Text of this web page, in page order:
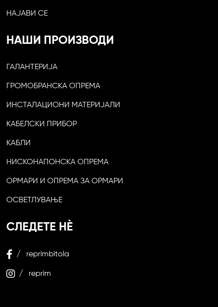
НАЈАВИ СЕ
НАШИ ПРОИЗВОДИ
ГАЛАНТЕРИЈА
ГРОМОБРАНСКА ОПРЕМА
ИНСТАЛАЦИОНИ МАТЕРИЈАЛИ
КАБЕЛСКИ ПРИБОР
КАБЛИ
НИСКОНАПОНСКА ОПРЕМА
ОРМАРИ И ОПРЕМА ЗА ОРМАРИ
ОСВЕТЛУВАЊЕ
СЛЕДЕТЕ НЀ
/ reprimbitola
/ reprim